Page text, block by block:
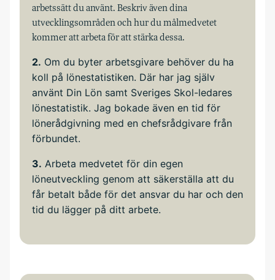
arbetssätt du använt. Beskriv även dina
utvecklingsområden och hur du målmedvetet
kommer att arbeta för att stärka dessa.
2. Om du byter arbetsgivare behöver du ha
koll på lönestatistiken. Där har jag själv
använt Din Lön samt Sveriges Sko­l-ledares
lönestatistik. Jag bokade även en tid för
lönerådgivning med en chefsrådgivare från
förbundet.
3. Arbeta medvetet för din egen
löneutveckling genom att säkerställa att du
får betalt både för det ansvar du har och den
tid du lägger på ditt arbete.